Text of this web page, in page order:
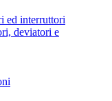
ed interruttori
deviatori e